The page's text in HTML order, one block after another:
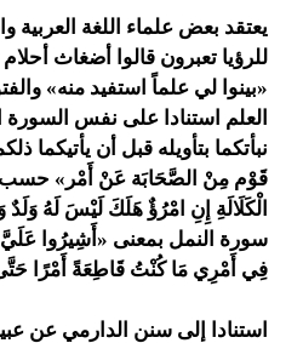
يعتقد بعض علماء اللغة
للرؤيا تعبرون قالوا أضغاث
«بينوا لي علماً استفيد منه»
العلم استنادا على نفس السورة
نبأتكما بتأويله قبل أن
قَوْم مِنْ الصَّحَابَة عَنْ أَمْر» حسب
الْكَلَالَةِ إِنِ امْرُؤٌ هَلَكَ لَيْسَ لَهُ
سورة النمل بمعنى «أَشِيرُوا عَلَيَّ
فِي أَمْرِي مَا كُنْتُ قَاطِعَةً أَمْرًا
استنادا إلى سنن الدارمي عن